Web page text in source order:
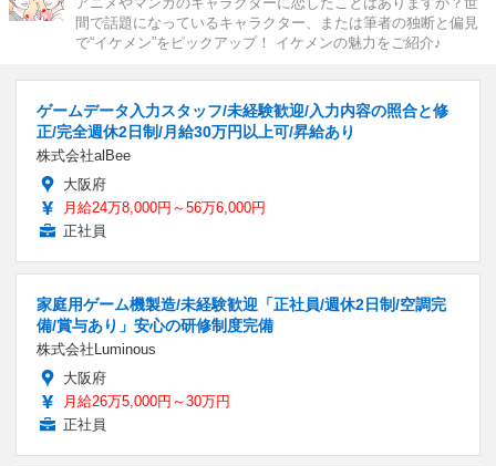
間で話題になっているキャラクター、または筆者の独断と偏見
で“イケメン”をピックアップ！ イケメンの魅力をご紹介♪
ゲームデータ入力スタッフ/未経験歓迎/入力内容の照合と修
正/完全週休2日制/月給30万円以上可/昇給あり
株式会社alBee
大阪府
月給24万8,000円～56万6,000円
正社員
家庭用ゲーム機製造/未経験歓迎「正社員/週休2日制/空調完
備/賞与あり」安心の研修制度完備
株式会社Luminous
大阪府
月給26万5,000円～30万円
正社員